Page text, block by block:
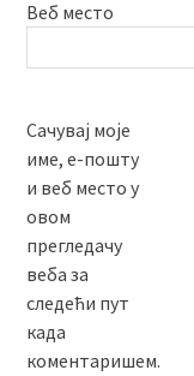
Веб место
Сачувај моје
име, е-пошту
и веб место у
овом
прегледачу
веба за
следећи пут
када
коментаришем.